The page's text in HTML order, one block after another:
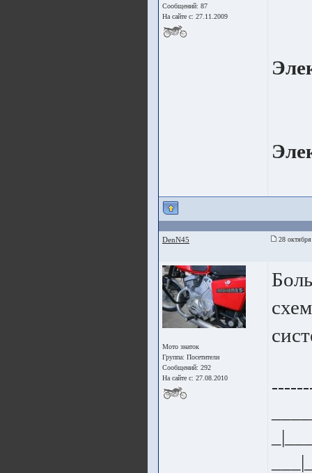
Сообщений: 87
На сайте с: 27.11.2009
DenN45 28
Мото знаток
Группа: Посетители
Сообщений: 292
На сайте с: 27.08.2010